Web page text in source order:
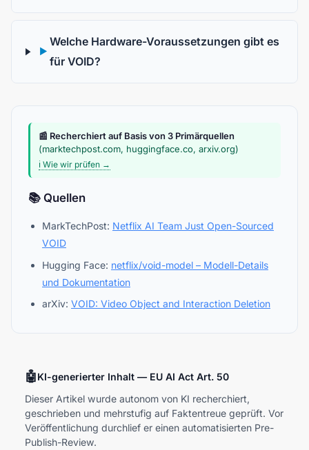
▶
Welche Hardware-Voraussetzungen gibt es
für VOID?
📰 Recherchiert auf Basis von 3 Primärquellen
(marktechpost.com, huggingface.co, arxiv.org)
ℹ️ Wie wir prüfen →
📚 Quellen
MarkTechPost: Netflix AI Team Just Open-Sourced
VOID
Hugging Face: netflix/void-model – Modell-Details
und Dokumentation
arXiv: VOID: Video Object and Interaction Deletion
🤖KI-generierter Inhalt — EU AI Act Art. 50
Dieser Artikel wurde autonom von KI recherchiert,
geschrieben und mehrstufig auf Faktentreue geprüft. Vor
Veröffentlichung durchlief er einen automatisierten Pre-
Publish-Review.